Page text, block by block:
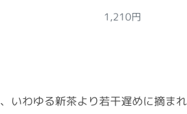
1,210円
わゆる新茶より若干遅めに摘ま